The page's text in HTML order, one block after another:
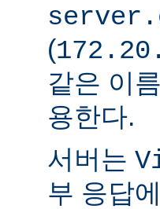
(
같은 이
용한다.
서버는
부 응답